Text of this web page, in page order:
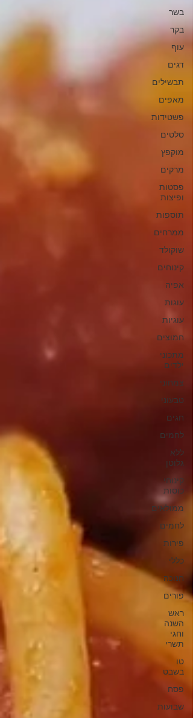
בשר
בקר
עוף
דגים
תבשילים
מאפים
פשטידות
סלטים
מוקפץ
מרקים
פסטות
ופיצות
תוספות
ממרחים
שוקולד
קינוחים
אפיה
עוגות
עוגיות
חמוצים
מתכוני
ילדים
צמחוני
טבעוני
חגים
לחמים
ללא
גלוטן
קינוחי
כוסות
ממולאים
לחמים
פירות
כללי
חנוכה
פורים
ראש
השנה
וחגי
תשרי
טו
בשבט
פסח
שבועות